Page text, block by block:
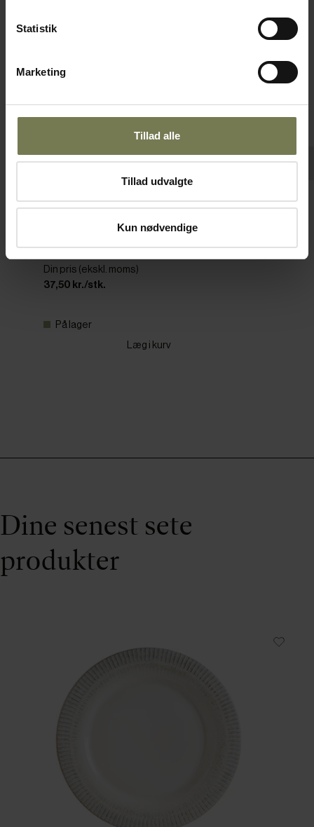
Statistik
Marketing
Tillad alle
Tillad udvalgte
Kun nødvendige
Bonna Galata flad tallerken uden fane, ø18
Din pris (ekskl. moms)
37,50 kr./stk.
På lager
Læg i kurv
Dine senest sete
produkter